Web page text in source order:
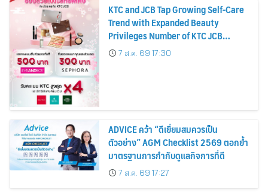
KTC and JCB Tap Growing Self-Care
Trend with Expanded Beauty
Privileges Number of KTC JCB
Cardmembers Spending on
Cosmetics Rises 26%
7 ส.ค. 69 17:30
ADVICE คว้า “ดีเยี่ยมสมควรเป็น
ตัวอย่าง” AGM Checklist 2569 ตอกย้ำ
มาตรฐานการกำกับดูแลกิจการที่ดี
7 ส.ค. 69 17:27